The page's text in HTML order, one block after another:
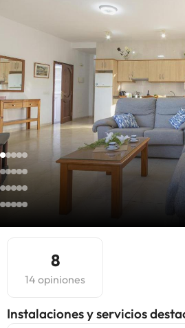
8
14 opiniones
Instalaciones y servicios